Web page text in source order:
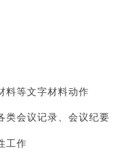
料等文字材料动作
类会议记录、会议纪要
工作